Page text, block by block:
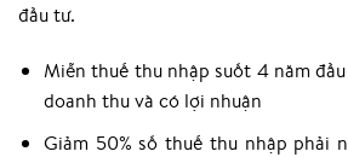
đầu tư.
Miễn thuế thu nhập suốt 4 năm
doanh thu và có lợi nhuận
Giảm 50% số thuế thu nhập phải